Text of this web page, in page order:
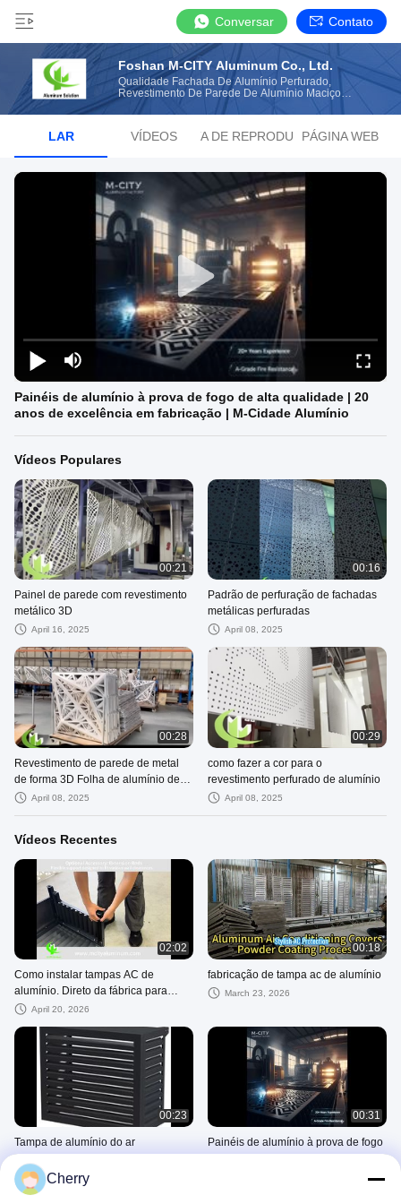
Conversar Contato
Foshan M-CITY Aluminum Co., Ltd.
Qualidade Fachada De Alumínio Perfurado,
Revestimento De Parede De Alumínio Maciço
LAR VÍDEOSLISTA DE REPRODUÇÃOPÁGINA WEB
Painéis de alumínio à prova de fogo de alta qualidade | 20
anos de excelência em fabricação | M-Cidade Alumínio
Vídeos Populares
00:21
Painel de parede com revestimento
metálico 3D
April 16, 2025
00:16
Padrão de perfuração de fachadas
metálicas perfuradas
April 08, 2025
00:28
Revestimento de parede de metal
de forma 3D Folha de alumínio de
corte CNC painel de parede feito
April 08, 2025
00:29
como fazer a cor para o
revestimento perfurado de alumínio
April 08, 2025
Vídeos Recentes
02:02
Como instalar tampas AC de
alumínio. Direto da fábrica para
projetos na Austrália, Nova
April 20, 2026
00:18
fabricação de tampa ac de alumínio
March 23, 2026
00:23
Tampa de alumínio do ar
condicionado, tampa AC, tampa da
bomba de calor, tampa do ar
condicionado
February 06, 2026
00:31
Painéis de alumínio à prova de fogo
Cherry